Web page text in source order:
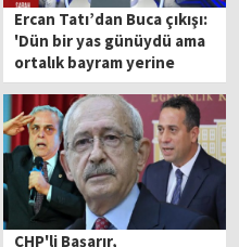
Ercan Tatı’dan Buca çıkışı:
'Dün bir yas günüydü ama
ortalık bayram yerine
döndü'
CHP'li Başarır,